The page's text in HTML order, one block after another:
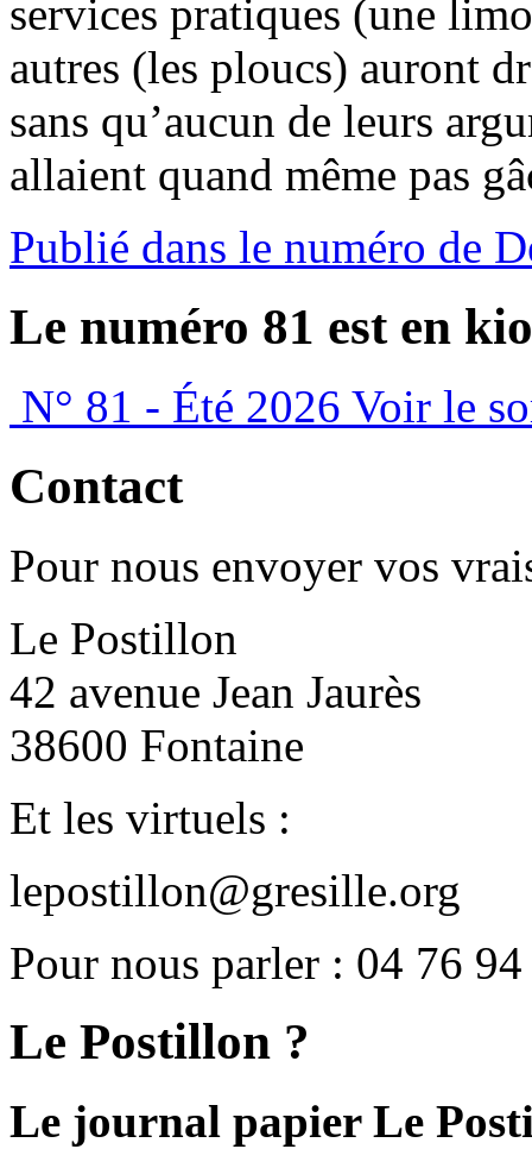
services pratiques (une
autres (les ploucs) auront
sans qu’aucun de leurs
allaient quand même pas
Publié dans le numéro de
Le numéro 81 est en
N° 81 - Été 2026 Voir le
Contact
Pour nous envoyer vos
Le Postillon
42 avenue Jean Jaurès
38600 Fontaine
Et les virtuels :
lepostillon@gresille.org
Pour nous parler : 04 76
Le Postillon ?
Le journal papier Le